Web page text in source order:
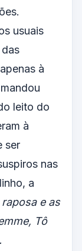
usuais
à
leito do
à
ser
nas
a
raposa e as
Tô